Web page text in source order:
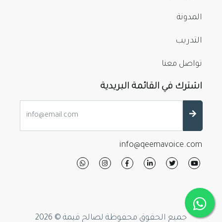
المدونة
التدريب
تواصل معنا
اشترك في القائمة البريدية
info@qeemavoice.com
جميع الحقوق محفوظة لصالح قيمة © 2026